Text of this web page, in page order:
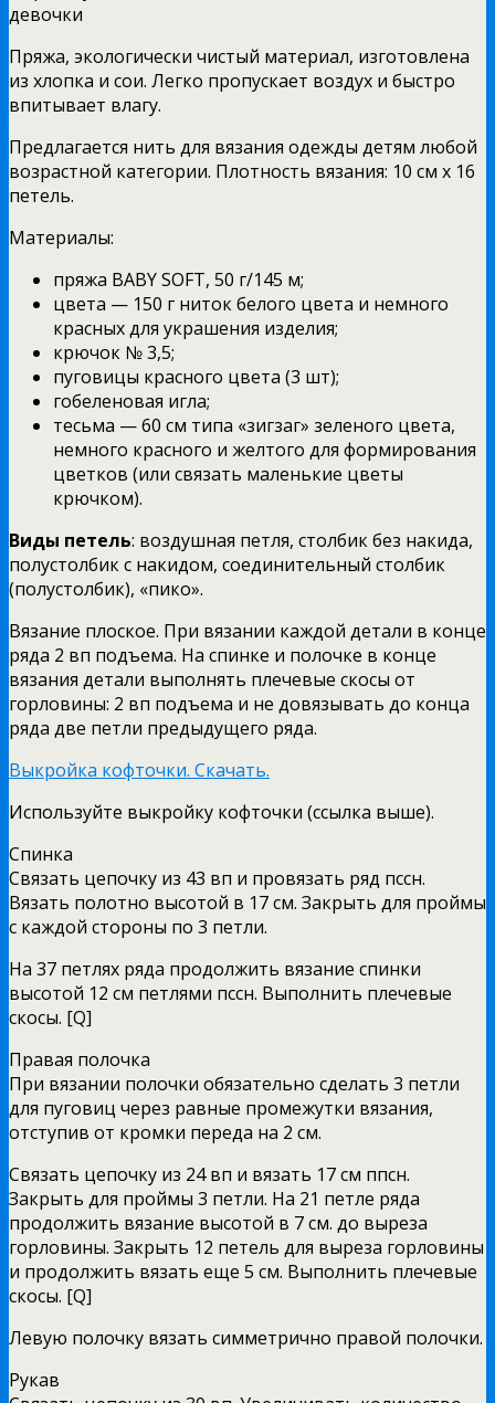
девочки
Пряжа, экологически чистый материал, изготовлена
из хлопка и сои. Легко пропускает воздух и быстро
впитывает влагу.
Предлагается нить для вязания одежды детям любой
возрастной категории. Плотность вязания: 10 см x 16
петель.
Материалы:
пряжа BABY SOFT, 50 г/145 м;
цвета — 150 г ниток белого цвета и немного
красных для украшения изделия;
крючок № 3,5;
пуговицы красного цвета (3 шт);
гобеленовая игла;
тесьма — 60 см типа «зигзаг» зеленого цвета,
немного красного и желтого для формирования
цветков (или связать маленькие цветы
крючком).
Виды петель: воздушная петля, столбик без накида,
полустолбик с накидом, соединительный столбик
(полустолбик), «пико».
Вязание плоское. При вязании каждой детали в конце
ряда 2 вп подъема. На спинке и полочке в конце
вязания детали выполнять плечевые скосы от
горловины: 2 вп подъема и не довязывать до конца
ряда две петли предыдущего ряда.
Выкройка кофточки. Скачать.
Используйте выкройку кофточки (ссылка выше).
Спинка
Связать цепочку из 43 вп и провязать ряд пссн.
Вязать полотно высотой в 17 см. Закрыть для проймы
с каждой стороны по 3 петли.
На 37 петлях ряда продолжить вязание спинки
высотой 12 см петлями пссн. Выполнить плечевые
скосы. [Q]
Правая полочка
При вязании полочки обязательно сделать 3 петли
для пуговиц через равные промежутки вязания,
отступив от кромки переда на 2 см.
Связать цепочку из 24 вп и вязать 17 см ппсн.
Закрыть для проймы 3 петли. На 21 петле ряда
продолжить вязание высотой в 7 см. до выреза
горловины. Закрыть 12 петель для выреза горловины
и продолжить вязать еще 5 см. Выполнить плечевые
скосы. [Q]
Левую полочку вязать симметрично правой полочки.
Рукав